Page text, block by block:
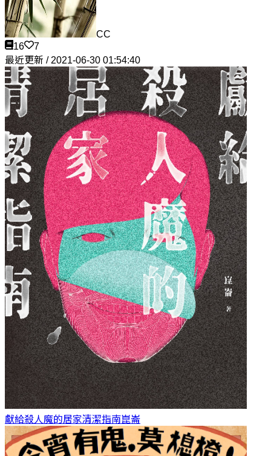
CC
16
7
最近更新 / 2021-06-30 01:54:40
獻給殺人魔的居家清潔指南崑崙